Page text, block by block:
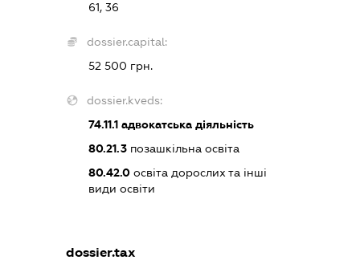
61, 36
dossier.capital:
52 500 грн.
dossier.kveds:
74.11.1 адвокатська діяльність
80.21.3 позашкільна освіта
80.42.0 освіта дорослих та інші
види освіти
dossier.tax